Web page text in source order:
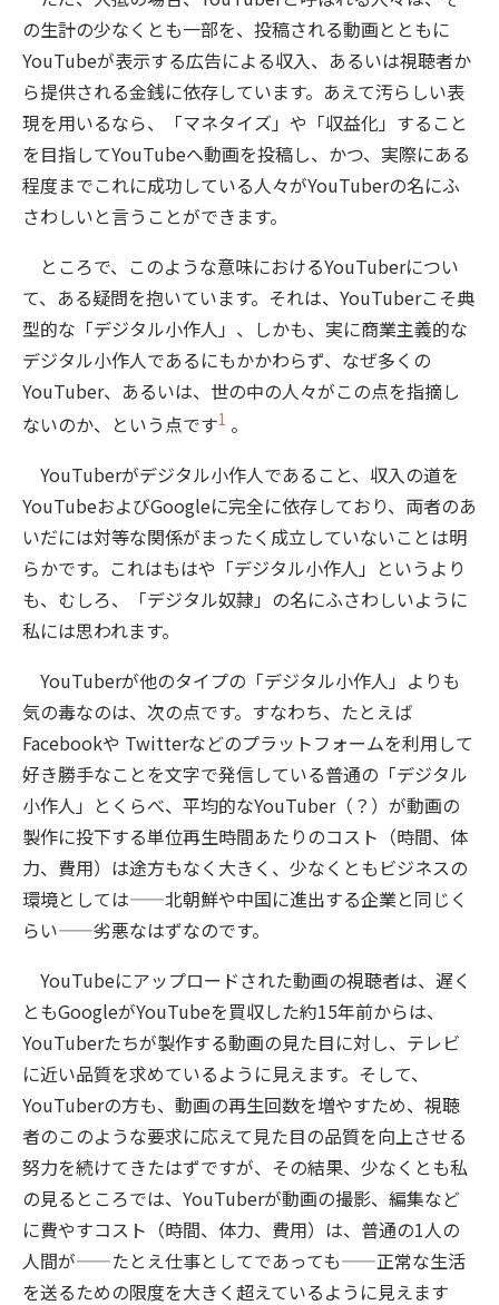
の生計の少なくとも一部を、投稿される動画とともに
YouTubeが表示する広告による収入、あるいは視聴者か
ら提供される金銭に依存しています。あえて汚らしい表
現を用いるなら、「マネタイズ」や「収益化」すること
を目指してYouTubeへ動画を投稿し、かつ、実際にある
程度までこれに成功している人々がYouTuberの名にふ
さわしいと言うことができます。
ところで、このような意味におけるYouTuberについ
て、ある疑問を抱いています。それは、YouTuberこそ典
型的な「デジタル小作人」、しかも、実に商業主義的な
デジタル小作人であるにもかかわらず、なぜ多くの
YouTuber、あるいは、世の中の人々がこの点を指摘し
ないのか、という点です1 。
YouTuberがデジタル小作人であること、収入の道を
YouTubeおよびGoogleに完全に依存しており、両者のあ
いだには対等な関係がまったく成立していないことは明
らかです。これはもはや「デジタル小作人」というより
も、むしろ、「デジタル奴隷」の名にふさわしいように
私には思われます。
YouTuberが他のタイプの「デジタル小作人」よりも
気の毒なのは、次の点です。すなわち、たとえば
Facebookや Twitterなどのプラットフォームを利用して
好き勝手なことを文字で発信している普通の「デジタル
小作人」とくらべ、平均的なYouTuber（？）が動画の
製作に投下する単位再生時間あたりのコスト（時間、体
力、費用）は途方もなく大きく、少なくともビジネスの
環境としては——北朝鮮や中国に進出する企業と同じく
らい——劣悪なはずなのです。
YouTubeにアップロードされた動画の視聴者は、遅く
ともGoogleがYouTubeを買収した約15年前からは、
YouTuberたちが製作する動画の見た目に対し、テレビ
に近い品質を求めているように見えます。そして、
YouTuberの方も、動画の再生回数を増やすため、視聴
者のこのような要求に応えて見た目の品質を向上させる
努力を続けてきたはずですが、その結果、少なくとも私
の見るところでは、YouTuberが動画の撮影、編集など
に費やすコスト（時間、体力、費用）は、普通の1人の
人間が——たとえ仕事としてであっても——正常な生活
を送るための限度を大きく超えているように見えます